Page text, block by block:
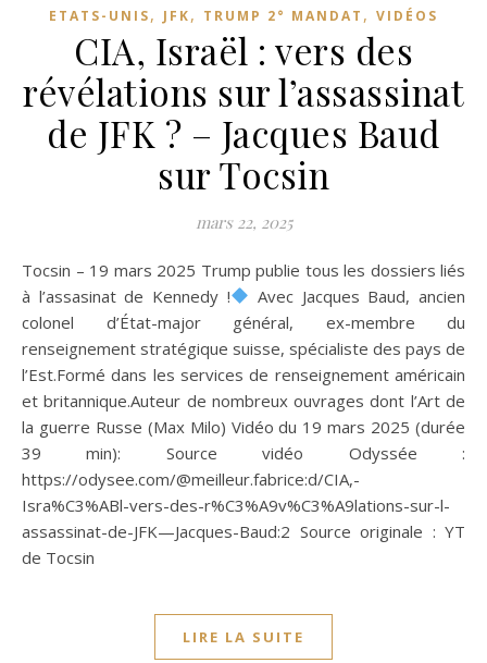
ETATS-UNIS, JFK, TRUMP 2° MANDAT , VIDÉOS
CIA, Israël : vers des
révélations sur l’assassinat
de JFK ? – Jacques Baud
sur Tocsin
mars 22, 2025
Tocsin – 19 mars 2025 Trump publie tous les dossiers liés
à l’assasinat de Kennedy !
Avec Jacques Baud, ancien
colonel d’État-major général, ex-membre du
renseignement stratégique suisse, spécialiste des pays de
l’Est.Formé dans les services de renseignement américain
et britannique.Auteur de nombreux ouvrages dont l’Art de
la guerre Russe (Max Milo) Vidéo du 19 mars 2025 (durée
39 min): Source vidéo Odyssée :
https://odysee.com/@meilleur.fabrice:d/CIA,-
Isra%C3%ABl-vers-des-r%C3%A9v%C3%A9lations-sur-l-
assassinat-de-JFK—Jacques-Baud:2 Source originale : YT
de Tocsin
LIRE LA SUITE